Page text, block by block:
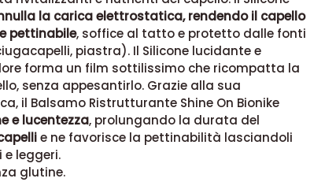
la carica elettrostatica, rendendo il capello
pettinabile, soffice al tatto e protetto dalle fonti
piastra). Il Silicone lucidante e
forma un film sottilissimo che ricompatta la
senza appesantirlo. Grazie alla sua
il Balsamo Ristrutturante Shine On Bionike
e lucentezza, prolungando la durata del
e ne favorisce la pettinabilità lasciandoli
e leggeri.
glutine.